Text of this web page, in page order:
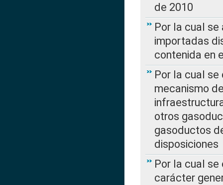
de 2010
Por la cual
importadas
contenida en
Por la cual se
mecanismo
otros
gasoductos
disposiciones
Por la cual
carácter